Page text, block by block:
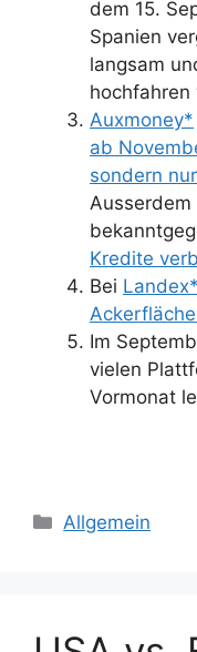
dem 15.
Spanien
langsam
hochfahren
Auxmoney*
ab
sondern
Kredite
Bei Landex*
Im
vielen
Vormonat
Kategorien
Allgemein